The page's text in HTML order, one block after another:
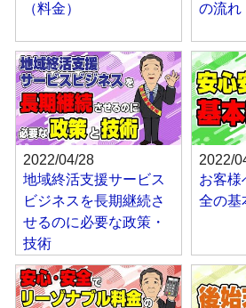
（料金）
の流れ
2022/04/28
地域終活支援サービス
ビジネスを長期継続さ
せるのに必要な政策・
技術
2022/
お客様
全の基